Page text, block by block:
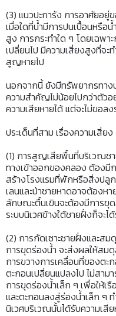
(3) แนวปะการัง การอาศัยอยู่
เมื่อใดที่น้ำมีการปนเปื้อนหรือ
สูง การกระทำใด ๆ โดยเฉพ
เปลี่ยนไป มีความเสี่ยงสูงที่จะท
สูญหายไป
นอกจากนี้ ยังมีทรัพยากรทา
ความสำคัญไม่น้อยไปกว่าตัว
ความเสียหายได้ แต่จะไม่ขอลง
ประเด็นที่สาม เรื่องความเสี่ยง
(1) การสูญเสียพื้นที่บริเวณช
ทางเข้าออกของคลอง ต้องมี
สร้างโรงแรมที่พักหรือสิ่งปลู
เลนและป่าชายหาดอาจต้องหา
ลักษณะตื้นเขินจะต้องมีการขุ
ระบบนิเวศข้างใต้ชายฝั่งก็จะไ
(2) การกัดเซาะชายฝั่งและส
การขุดร่องน้ำ จะส่งผลให้สม
การขวางการเคลื่อนที่ของตะ
ตะกอนเปลี่ยนแปลงไป ไม่สาม
การขุดร่องน้ำเล็ก ๆ เพื่อให้เ
และตะกอนลงสู่ร่องน้ำเล็ก ๆ
นิเวศบริเวณนั้นได้รับความเสี